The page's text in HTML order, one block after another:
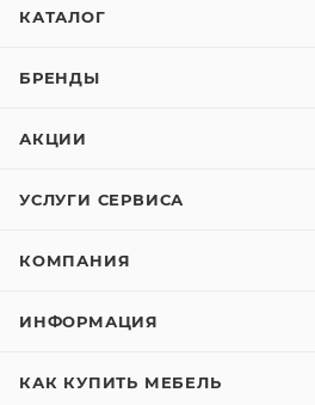
КАТАЛОГ
БРЕНДЫ
АКЦИИ
УСЛУГИ СЕРВИСА
КОМПАНИЯ
ИНФОРМАЦИЯ
КАК КУПИТЬ МЕБЕЛЬ